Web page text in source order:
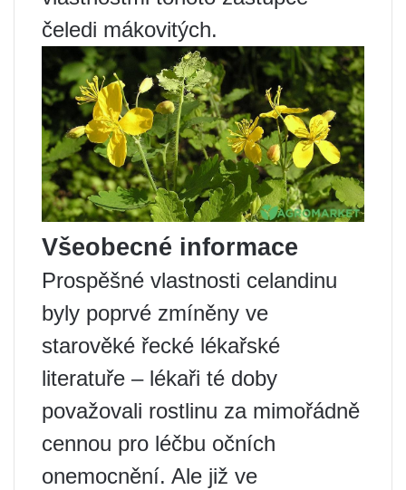
čeledi mákovitých.
Všeobecné informace
Prospěšné vlastnosti celandinu
byly poprvé zmíněny ve
starověké řecké lékařské
literatuře – lékaři té doby
považovali rostlinu za mimořádně
cennou pro léčbu očních
onemocnění. Ale již ve